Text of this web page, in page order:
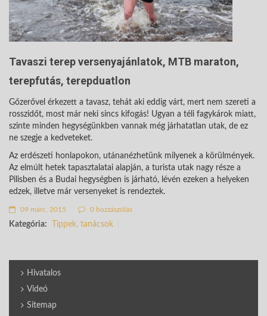
Tavaszi terep versenyajánlatok, MTB maraton,
terepfutás, terepduatlon
Gőzerővel érkezett a tavasz, tehát aki eddig várt, mert nem szereti a
rosszidőt, most már neki sincs kifogás! Ugyan a téli fagykárok miatt,
szinte minden hegységünkben vannak még járhatatlan utak, de ez
ne szegje a kedveteket.
Az erdészeti honlapokon, utánanézhetünk milyenek a körülmények.
Az elmúlt hetek tapasztalatai alapján, a turista utak nagy része a
Pilisben és a Budai hegységben is járható, lévén ezeken a helyeken
edzek, illetve már versenyeket is rendeztek.
09 márc. 2015 0 hozzászólás
Kategória: Tippek, tanácsok
Hivatalos
Videó
Sitemap